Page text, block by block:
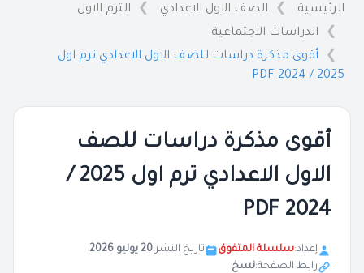
الرئيسية الصف الاول الاعدادي
الترم الاول
الدراسات الاجتماعية
أقوى مذكرة دراسات للصف الاول الاعدادي ترم اول
2025 / 2024 PDF
أقوى مذكرة دراسات للصف
الاول الاعدادي ترم اول 2025 /
2024 PDF
إعداد:سلسلة المتفوق تاريخ النشر:20 يوليو 2026
رابط الصفحة:نسخ